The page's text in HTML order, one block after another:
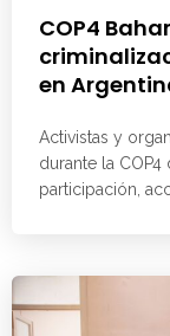
COP4
en
Activistas y
durante la COP4
participación,